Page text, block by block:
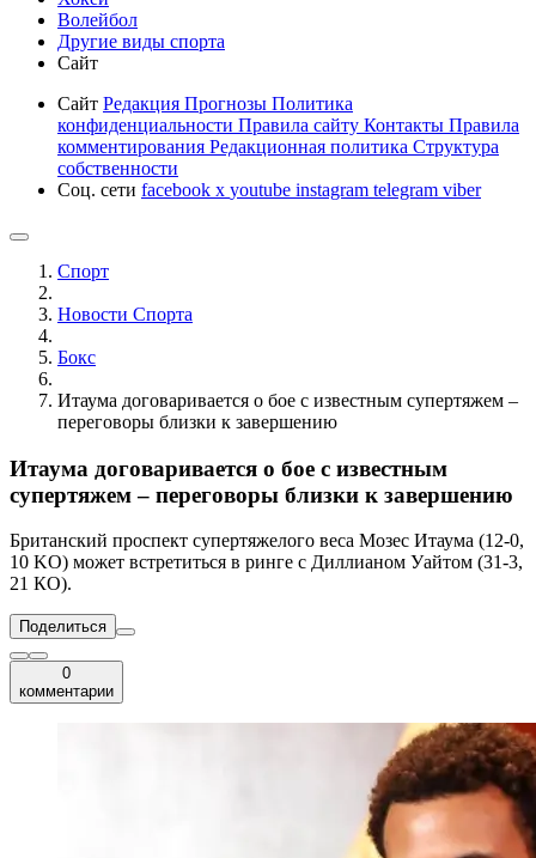
Волейбол
Другие виды спорта
Сайт
Сайт Редакция Прогнозы Политика
конфиденциальности Правила сайту Контакты Правила
комментирования Редакционная политика Структура
собственности
Соц. сети facebook x youtube instagram telegram viber
Спорт
Новости Cпорта
Бокс
Итаума договаривается о бое с известным супертяжем –
переговоры близки к завершению
Итаума договаривается о бое с известным
супертяжем – переговоры близки к завершению
Британский проспект супертяжелого веса Мозес Итаума (12-0,
10 KO) может встретиться в ринге с Диллианом Уайтом (31-3,
21 КО).
Поделиться
0
комментарии